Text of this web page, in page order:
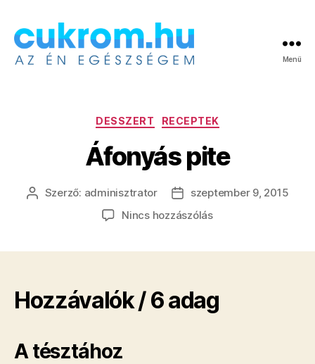
Menü
Kategóriák
DESSZERT RECEPTEK
Áfonyás pite
Bejegyzés
Szerző: adminisztrator
Bejegyzés
dátuma
szeptember 9, 2015
Nincs hozzászólása(z)
Hozzávalók / 6 adag
A tésztához